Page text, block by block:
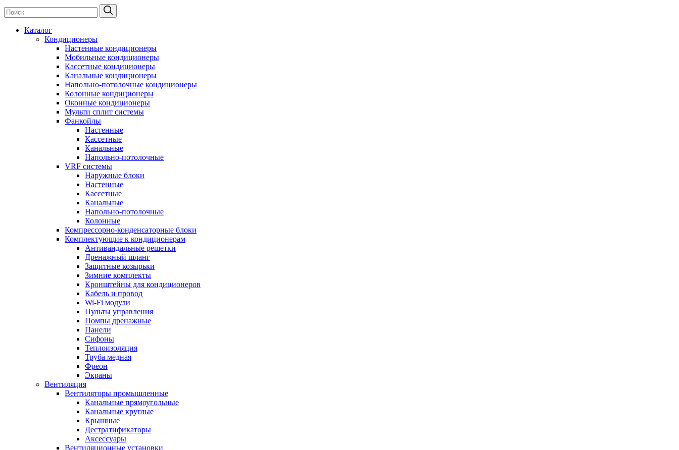
Каталог
Кондиционеры
Настенные кондиционеры
Мобильные кондиционеры
Кассетные кондиционеры
Канальные кондиционеры
Напольно-потолочные кондиционеры
Колонные кондиционеры
Оконные кондиционеры
Мульти сплит системы
Фанкойлы
Настенные
Кассетные
Канальные
Напольно-потолочные
VRF системы
Наружные блоки
Настенные
Кассетные
Канальные
Напольно-потолочные
Колонные
Компрессорно-конденсаторные блоки
Комплектующие к кондиционерам
Антивандальные решетки
Дренажный шланг
Защитные козырьки
Зимние комплекты
Кронштейны для кондиционеров
Кабель и провод
Wi-Fi модули
Пульты управления
Помпы дренажные
Панели
Сифоны
Теплоизоляция
Труба медная
Фреон
Экраны
Вентиляция
Вентиляторы промышленные
Канальные прямоугольные
Канальные круглые
Крышные
Дестратификаторы
Аксессуары
Вентиляционные установки